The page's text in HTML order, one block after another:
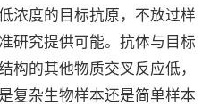
浓度的目标抗原，不放过样
研究提供可能。抗体与目标
构的其他物质交叉反应低，
复杂生物样本还是简单样本